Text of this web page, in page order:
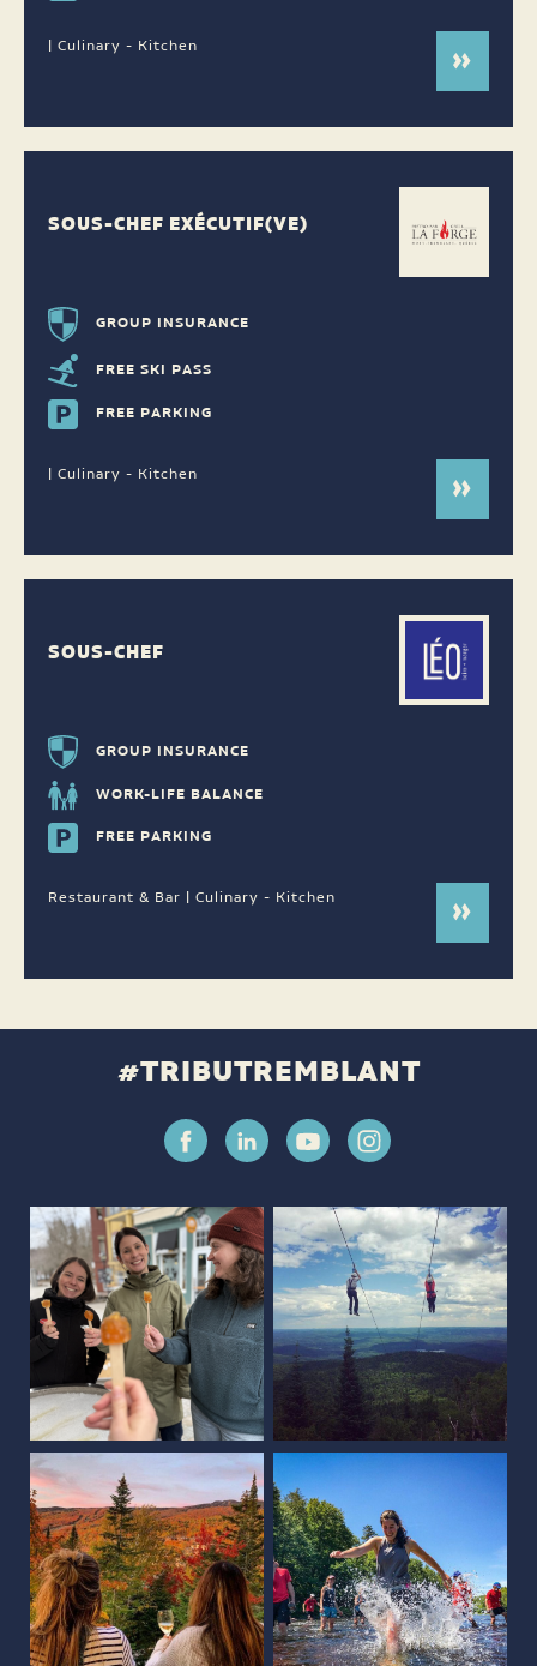
| Culinary - Kitchen
SOUS-CHEF EXÉCUTIF(VE)
GROUP INSURANCE
FREE SKI PASS
FREE PARKING
| Culinary - Kitchen
SOUS-CHEF
GROUP INSURANCE
WORK-LIFE BALANCE
FREE PARKING
Restaurant & Bar | Culinary - Kitchen
#TRIBUTREMBLANT